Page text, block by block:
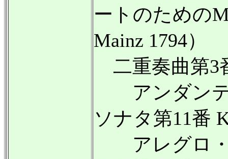
ートのための
Mainz 1794）
二重奏曲第3
アンダンテ
ソナタ第11番
アレグロ・